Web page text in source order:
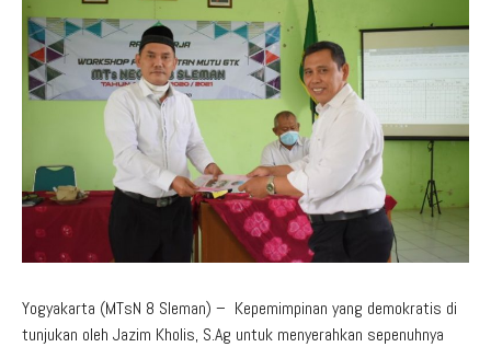
Pojok Literasi
Maklumat Pelayanan
Download
Informasi Publik
Regulasi PPID
Profil PPID
Struktur Organisasi
Yogyakarta (MTsN 8 Sleman) – Kepemimpinan yang demokratis di
tunjukan oleh Jazim Kholis, S.Ag untuk menyerahkan sepenuhnya